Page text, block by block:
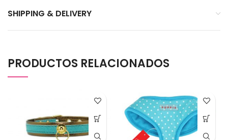
SHIPPING & DELIVERY
PRODUCTOS RELACIONADOS